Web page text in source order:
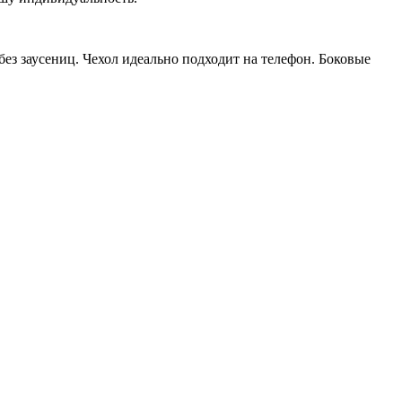
заусениц. Чехол идеально подходит на телефон. Боковые